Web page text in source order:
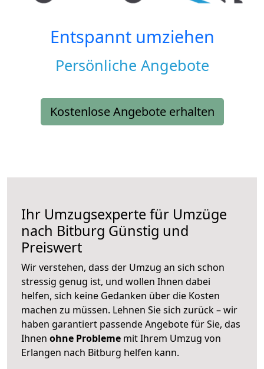
Entspannt umziehen
Persönliche Angebote
Kostenlose Angebote erhalten
Ihr Umzugsexperte für Umzüge
nach Bitburg Günstig und
Preiswert
Wir verstehen, dass der Umzug an sich schon
stressig genug ist, und wollen Ihnen dabei
helfen, sich keine Gedanken über die Kosten
machen zu müssen. Lehnen Sie sich zurück – wir
haben garantiert passende Angebote für Sie, das
Ihnen ohne Probleme mit Ihrem Umzug von
Erlangen nach Bitburg helfen kann.